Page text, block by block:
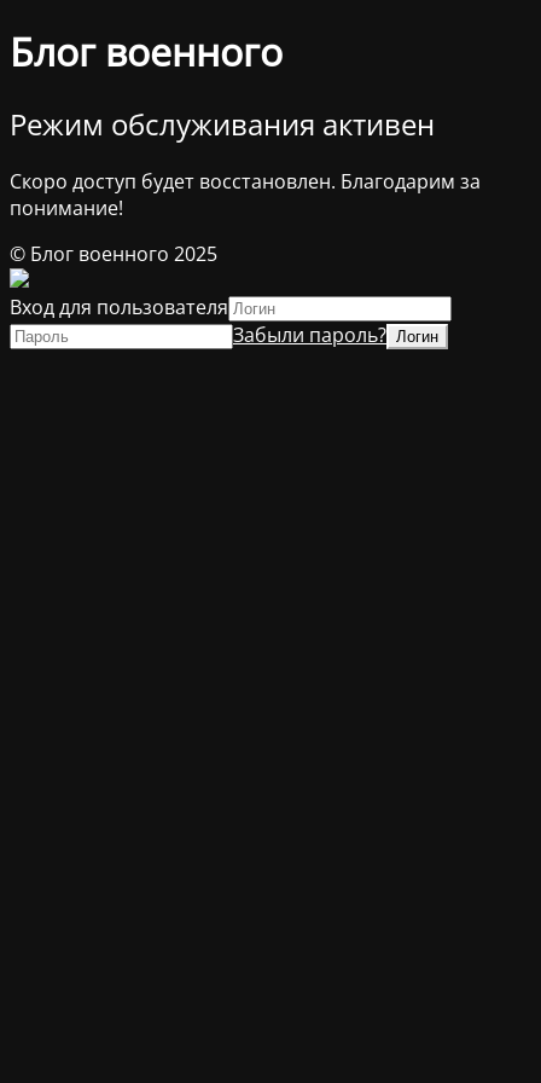
Блог военного
Режим обслуживания активен
Скоро доступ будет восстановлен. Благодарим за
понимание!
© Блог военного 2025
Вход для пользователя
Забыли пароль?